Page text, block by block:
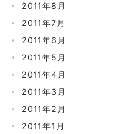
2011年8月
2011年7月
2011年6月
2011年5月
2011年4月
2011年3月
2011年2月
2011年1月